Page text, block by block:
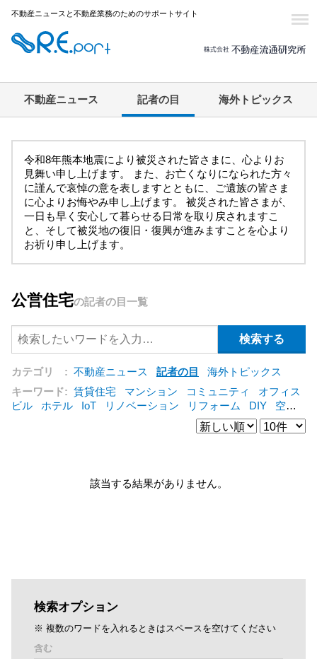
不動産ニュースと不動産業務のためのサポートサイト
不動産ニュース 記者の目 海外トピックス
令和8年熊本地震により被災された皆さまに、心よりお
見舞い申し上げます。 また、お亡くなりになられた方々
に謹んで哀悼の意を表しますとともに、ご遺族の皆さま
に心よりお悔やみ申し上げます。 被災された皆さまが、
一日も早く安心して暮らせる日常を取り戻されますこ
と、そして被災地の復旧・復興が進みますことを心より
お祈り申し上げます。
公営住宅の記者の目一覧
カテゴリ : 不動産ニュース 記者の目
海外トピックス
キーワード: 賃貸住宅 マンション コミュニティ
オフィス
ビル
ホテル IoT リノベーション リフォーム DIY
空き
シェアリングエコノミー
建売
公営住宅 仲介 海外 [+]
該当する結果がありません。
検索オプション
※ 複数のワードを入れるときはスペースを空けてください
含む